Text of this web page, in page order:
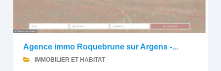
Agence immo Roquebrune sur Argens -...
IMMOBILIER ET HABITAT